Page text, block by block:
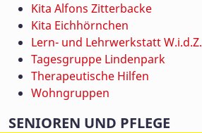
Kita Alfons Zitterbacke
Kita Eichhörnchen
Lern- und Lehrwerkstatt W.i.d.Z.
Tagesgruppe Lindenpark
Therapeutische Hilfen
Wohngruppen
SENIOREN UND PFLEGE